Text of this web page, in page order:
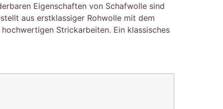
Eigenschaften von Schafwolle sind
aus erstklassiger Rohwolle mit dem
Strickarbeiten. Ein klassisches